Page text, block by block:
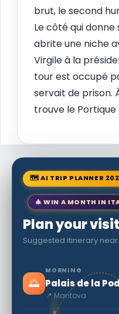
brut, le second
Le côté qui
abrite une niche
Virgile à la
tour est occupé
servait de prison.
trouve le Portique
🗺 AI TRIP PLANNER
🎄 WIN A MONTH IN
Plan your
Suggested itinerary
🌅
MORNING
Palais de la
📍 Mantova